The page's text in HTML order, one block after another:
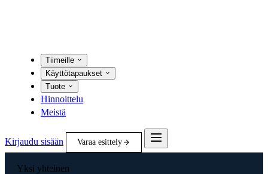
Tiimeille
Käyttötapaukset
Tuote
Hinnoittelu
Meistä
Kirjaudu sisään Varaa esittely
Yksi yhteinen